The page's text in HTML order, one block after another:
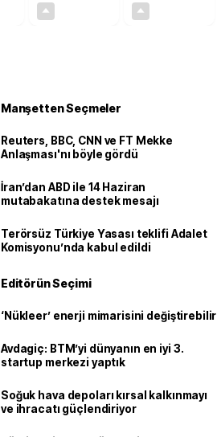
Manşetten Seçmeler
Reuters, BBC, CNN ve FT Mekke
Anlaşması'nı böyle gördü
İran’dan ABD ile 14 Haziran
mutabakatına destek mesajı
Terörsüz Türkiye Yasası teklifi Adalet
Komisyonu’nda kabul edildi
Editörün Seçimi
‘Nükleer’ enerji mimarisini değiştirebilir
Avdagiç: BTM’yi dünyanın en iyi 3.
startup merkezi yaptık
Soğuk hava depoları kırsal kalkınmayı
ve ihracatı güçlendiriyor